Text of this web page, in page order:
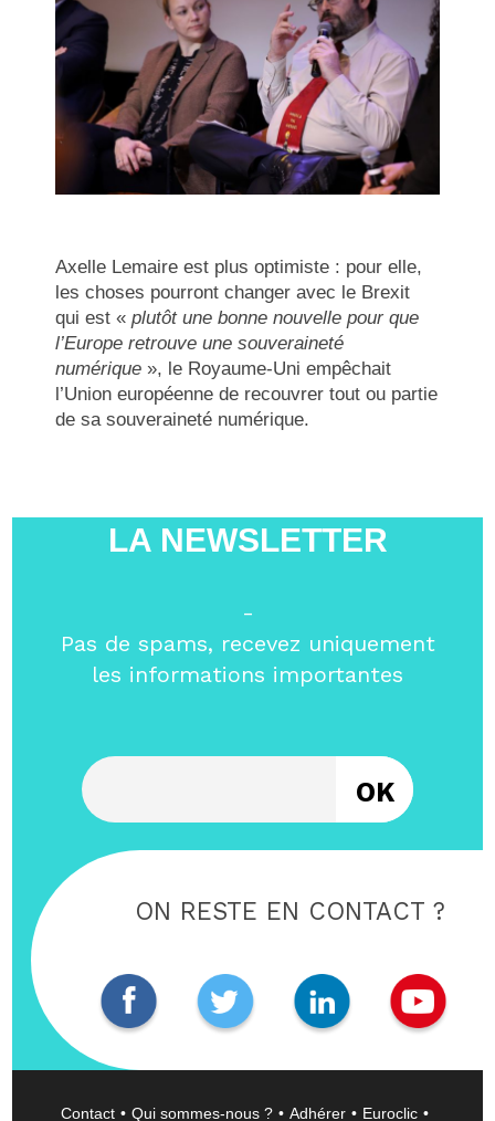
Axelle Lemaire est plus optimiste : pour elle,
les choses pourront changer avec le Brexit
qui est «plutôt une bonne nouvelle pour que
l’Europe retrouve une souveraineté
numérique», le Royaume-Uni empêchait
l’Union européenne de recouvrer tout ou partie
de sa souveraineté numérique.
LA NEWSLETTER
-
Pas de spams, recevez uniquement
les informations importantes
ON RESTE EN CONTACT ?
Contact Qui sommes-nous ? Adhérer Euroclic